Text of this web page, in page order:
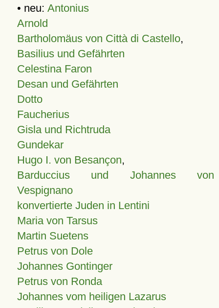
• neu: Antonius
Arnold
Bartholomäus von Città di Castello,
Basilius und Gefährten
Celestina Faron
Desan und Gefährten
Dotto
Faucherius
Gisla und Richtruda
Gundekar
Hugo I. von Besançon,
Barduccius und Johannes von
Vespignano
konvertierte Juden in Lentini
Maria von Tarsus
Martin Suetens
Petrus von Dole
Johannes Gontinger
Petrus von Ronda
Johannes vom heiligen Lazarus